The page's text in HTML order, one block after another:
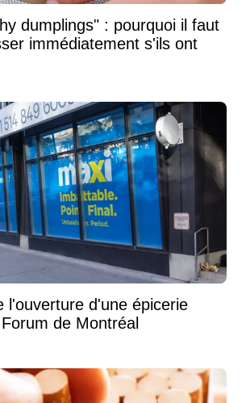
dumplings" : pourquoi il faut
immédiatement s'ils ont
l'ouverture d'une épicerie
de Montréal